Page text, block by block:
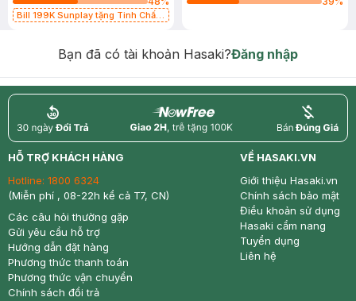
Bill 199K Sunplay tặng Tinh Chất
Bạn đã có tài khoản Hasaki?Đăng nhập
return nowfree price
HỖ TRỢ KHÁCH HÀNG
Hotline: 1800 6324
(Miễn phí , 08-22h kể cả T7, CN)
Các câu hỏi thường gặp
Gửi yêu cầu hỗ trợ
Hướng dẫn đặt hàng
Phương thức thanh toán
Phương thức vận chuyển
Chính sách đổi trả
VỀ HASAKI.VN
Giới thiệu Hasaki.vn
Chính sách bảo mật
Điều khoản sử dụng
Hasaki cẩm nang
Tuyển dụng
Liên hệ